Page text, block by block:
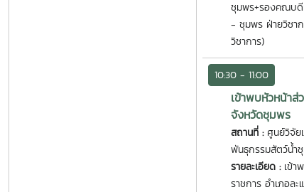
ชุมพร+รองคณบดี
- ชุมพร ฝ่ายวิชาก
วิชาการ)
10:30 - 11:00
เข้าพบหัวหน้าส่
จังหวัดชุมพร
สถานที่ : ศูนย์วิจั
พันธุกรรมสัตว์น้ำ
รายละเอียด : เข้า
ราชการ อำเภอล